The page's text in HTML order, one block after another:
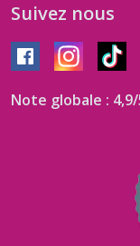
Suivez nous
Note globale :